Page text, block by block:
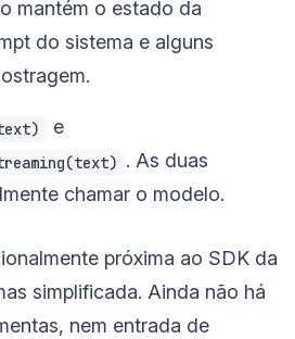
mantém o estado da
do sistema e alguns
e
. As duas
chamar o modelo.
próxima ao SDK da
simplificada. Ainda não há
nem entrada de